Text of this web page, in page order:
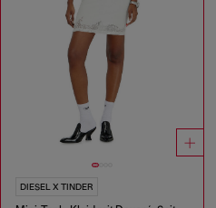
DIESEL X TINDER